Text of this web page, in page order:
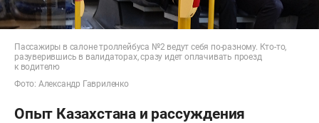
Пассажиры в салоне троллейбуса №2 ведут себя по-разному. Кто-то,
разуверившись в валидаторах, сразу идет оплачивать проезд
к водителю
Фото: Александр Гавриленко
Опыт Казахстана и рассуждения